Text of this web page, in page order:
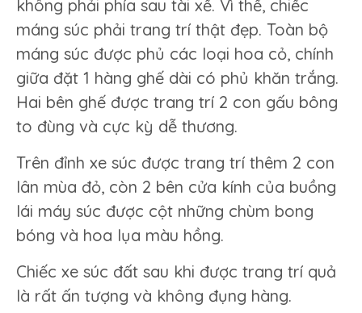
không phải phía sau tài xế. Vì thế, chiếc
máng súc phải trang trí thật đẹp. Toàn bộ
máng súc được phủ các loại hoa cỏ, chính
giữa đặt 1 hàng ghế dài có phủ khăn trắng.
Hai bên ghế được trang trí 2 con gấu bông
to đùng và cực kỳ dễ thương.
Trên đỉnh xe súc được trang trí thêm 2 con
lân mùa đỏ, còn 2 bên cửa kính của buồng
lái máy súc được cột những chùm bong
bóng và hoa lụa màu hồng.
Chiếc xe súc đất sau khi được trang trí quả
là rất ấn tượng và không đụng hàng.